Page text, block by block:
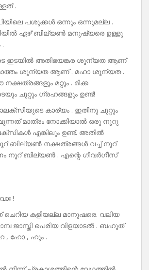
.
പശുക്കൾ ഒന്നും ഒന്നുമല്ല .
ഏഴ് ബില്യൺ മനുഷ്യരെ ഉള്ളു
ഇടയിൽ അതിഭയങ്കര ശൂന്യത ആണ്
ശൂന്യത ആണ് . മഹാ ശൂന്യത .
മറ്റും . മിക്ക
ചുറ്റും ഗ്രഹങ്ങളും ഉണ്ട്!
കാര്യം . ഇതിനു ചുറ്റും
മാത്രം നോക്കിയാൽ ഒരു നൂറു
എങ്കിലും ഉണ്ട്. അതിൽ
ബില്യൺ നക്ഷത്രങ്ങൾ വച്ച് നൂറ്
ബില്യൺ . എന്റെ ഗീവർഗീസ്
!
കളിയല്ല മാനുഷരെ. വലിയ
ജാസ്തി പെരിയ വിളയാടൽ . ബഹുത്
, ഹോ , ഹും .